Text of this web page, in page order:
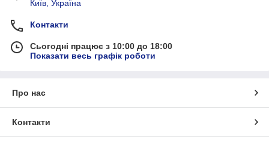
Київ, Україна
Контакти
Сьогодні працює з 10:00 до 18:00
Показати весь графік роботи
Про нас
Контакти